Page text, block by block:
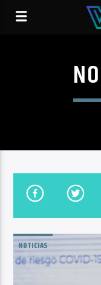
CANCIÓN ACTUAL
NOTICIAS